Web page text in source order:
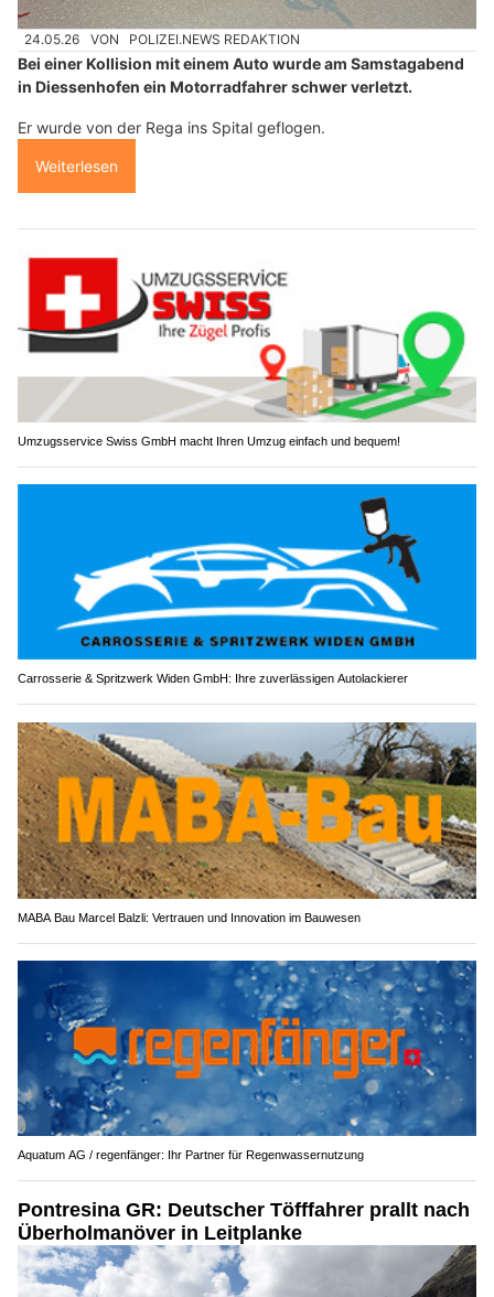
24.05.26 VON POLIZEI.NEWS REDAKTION
Bei einer Kollision mit einem Auto wurde am Samstagabend
in Diessenhofen ein Motorradfahrer schwer verletzt.
Er wurde von der Rega ins Spital geflogen.
Weiterlesen
Umzugsservice Swiss GmbH macht Ihren Umzug einfach und bequem!
Carrosserie & Spritzwerk Widen GmbH: Ihre zuverlässigen Autolackierer
MABA Bau Marcel Balzli: Vertrauen und Innovation im Bauwesen
Aquatum AG / regenfänger: Ihr Partner für Regenwassernutzung
Pontresina GR: Deutscher Töfffahrer prallt nach
Überholmanöver in Leitplanke